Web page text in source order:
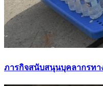
ภารกิจสนับสนุนบุคลากรทา